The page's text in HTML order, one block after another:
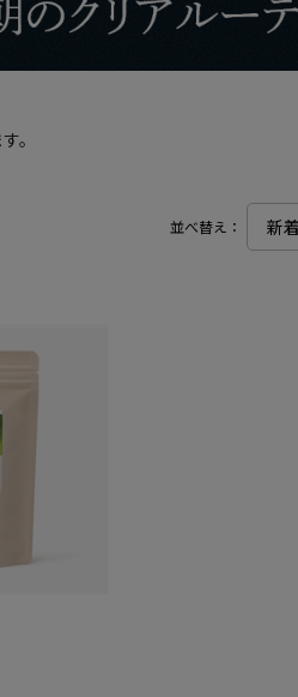
。
並べ替え：